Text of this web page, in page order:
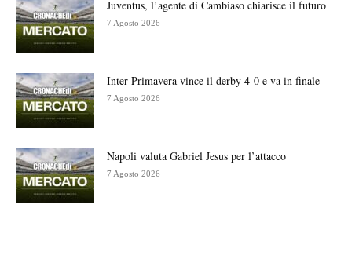
Juventus, l’agente di Cambiaso chiarisce il futuro
7 Agosto 2026
Inter Primavera vince il derby 4-0 e va in finale
7 Agosto 2026
Napoli valuta Gabriel Jesus per l’attacco
7 Agosto 2026